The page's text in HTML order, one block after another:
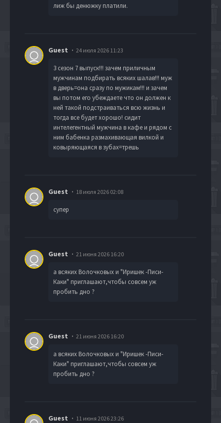
лиж бы денюжку платили.
Guest 24 июля 2026 11:23
3 сезон 7 выпуск!!! зачем приличным
мужчинам подбирать всяких шалав!!! муж
в дверь=она сразу по мужикам!!! и зачем
вы потом его убеждаете что он должен к
ней такой подстраиваться всю жизнь и
тогда все будет хорошо! сидит
интелегентный мужчина в кафе и рядом с
ним бабенка размахивающая вилкой и
ковыряющаяся в зубах=трешь
Guest 18 июля 2026 02:08
супер
Guest 21 июня 2026 16:20
а всяких Волочковых и "Иришек -Писи-
Каки" приглашают,чтобы совсем уж
пробить дно ?
Guest 21 июня 2026 16:20
а всяких Волочковых и "Иришек -Писи-
Каки" приглашают,чтобы совсем уж
пробить дно ?
Guest 11 июня 2026 23:26